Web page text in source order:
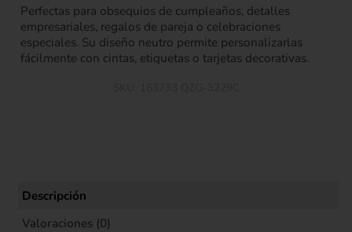
Perfectas para obsequios de cumpleaños, detalles
empresariales, regalos de pareja o celebraciones
especiales. Su diseño neutro permite personalizarlas
fácilmente con cintas, etiquetas o tarjetas decorativas.
Descripción
Valoraciones (0)